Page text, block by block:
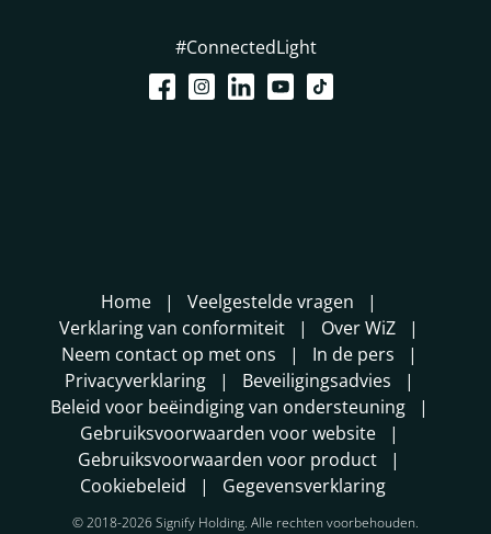
#ConnectedLight
Home
Veelgestelde vragen
Verklaring van conformiteit
Over WiZ
Neem contact op met ons
In de pers
Privacyverklaring
Beveiligingsadvies
Beleid voor beëindiging van ondersteuning
Gebruiksvoorwaarden voor website
Gebruiksvoorwaarden voor product
Cookiebeleid
Gegevensverklaring
© 2018-2026 Signify Holding. Alle rechten voorbehouden.